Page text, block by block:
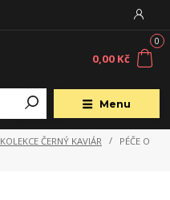
Menu
0
0,00 Kč
KOLEKCE ČERNÝ KAVIÁR
PÉČE O